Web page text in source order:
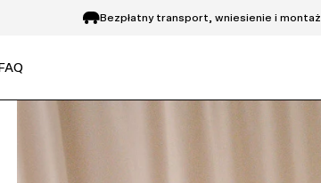
Bezpłatny transport, wniesienie i montaż